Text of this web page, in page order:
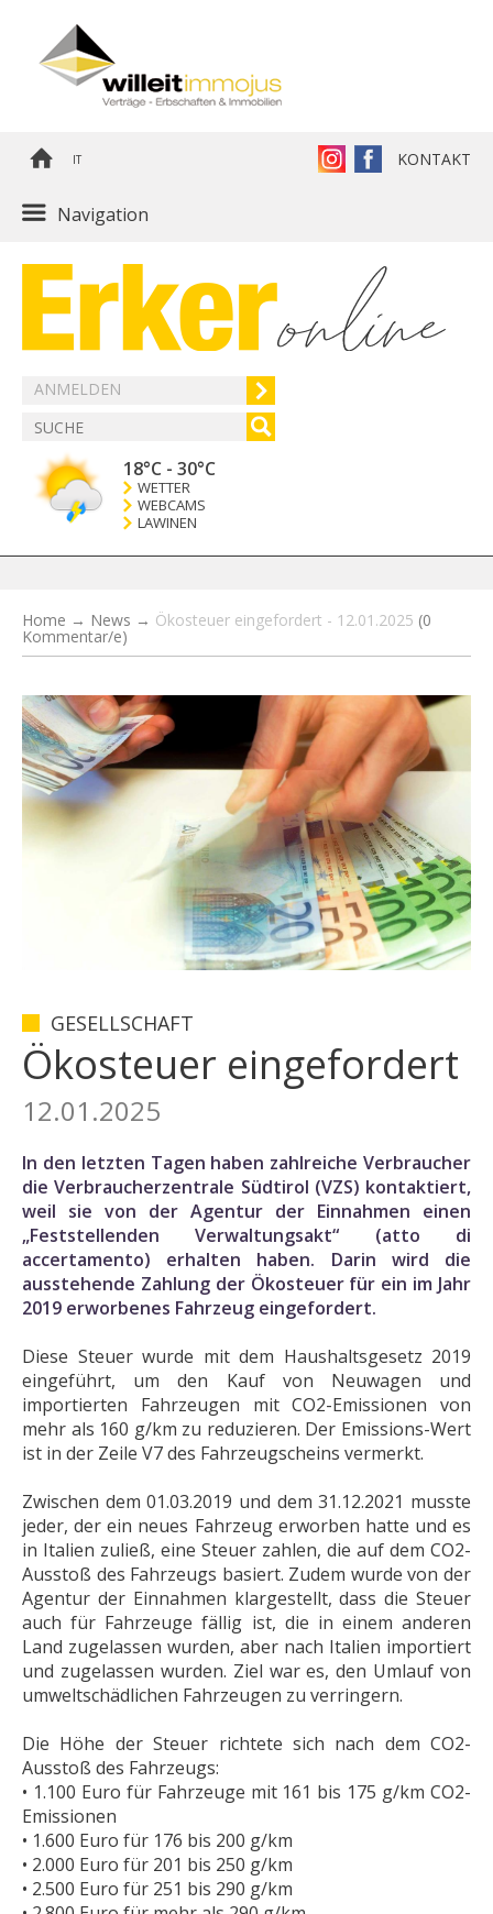
IT KONTAKT
Navigation
ANMELDEN
18°C - 30°C
WETTER
WEBCAMS
LAWINEN
Home → News → Ökosteuer eingefordert - 12.01.2025 (0
Kommentar/e)
GESELLSCHAFT
Ökosteuer eingefordert
12.01.2025
In den letzten Tagen haben zahlreiche Verbraucher
die Verbraucherzentrale Südtirol (VZS) kontaktiert,
weil sie von der Agentur der Einnahmen einen
„Feststellenden Verwaltungsakt“ (atto di
accertamento) erhalten haben. Darin wird die
ausstehende Zahlung der Ökosteuer für ein im Jahr
2019 erworbenes Fahrzeug eingefordert.
Diese Steuer wurde mit dem Haushaltsgesetz 2019
eingeführt, um den Kauf von Neuwagen und
importierten Fahrzeugen mit CO2-Emissionen von
mehr als 160 g/km zu reduzieren. Der Emissions-Wert
ist in der Zeile V7 des Fahrzeugscheins vermerkt.
Zwischen dem 01.03.2019 und dem 31.12.2021 musste
jeder, der ein neues Fahrzeug erworben hatte und es
in Italien zuließ, eine Steuer zahlen, die auf dem CO2-
Ausstoß des Fahrzeugs basiert. Zudem wurde von der
Agentur der Einnahmen klargestellt, dass die Steuer
auch für Fahrzeuge fällig ist, die in einem anderen
Land zugelassen wurden, aber nach Italien importiert
und zugelassen wurden. Ziel war es, den Umlauf von
umweltschädlichen Fahrzeugen zu verringern.
Die Höhe der Steuer richtete sich nach dem CO2-
Ausstoß des Fahrzeugs:
• 1.100 Euro für Fahrzeuge mit 161 bis 175 g/km CO2-
Emissionen
• 1.600 Euro für 176 bis 200 g/km
• 2.000 Euro für 201 bis 250 g/km
• 2.500 Euro für 251 bis 290 g/km